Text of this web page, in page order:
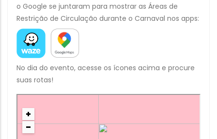
o Google se juntaram para mostrar as Áreas de
Restrição de Circulação durante o Carnaval nos apps:
No dia do evento, acesse os ícones acima e procure
suas rotas!